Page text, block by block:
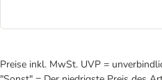
Preise inkl. MwSt. UVP =